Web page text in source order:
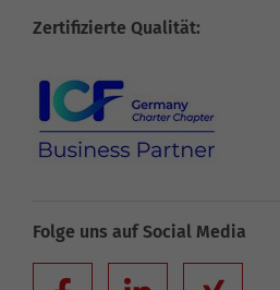
Zertifizierte Qualität:
Folge uns auf Social Media